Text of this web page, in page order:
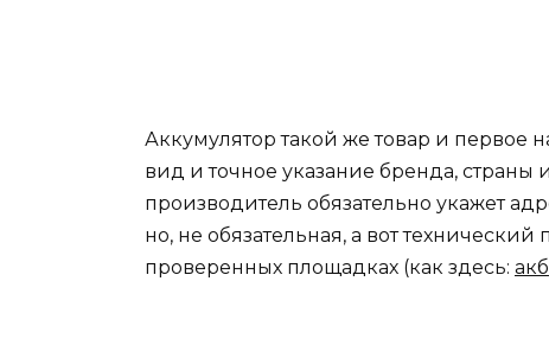
Аккумулятор такой же товар и первое
вид и точное указание бренда, страны
производитель обязательно укажет
но, не обязательная, а вот
проверенных площадках (как здесь: акб